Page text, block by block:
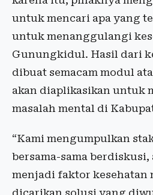
untuk mencari apa yang
untuk menanggulangi
Gunungkidul. Hasil dari
dibuat semacam modul
akan diaplikasikan untuk
masalah mental di
“Kami mengumpulkan
bersama-sama berdiskusi,
menjadi faktor kesehatan
dicarikan solusi yang